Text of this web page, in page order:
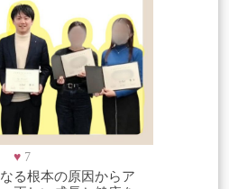
♥ 7
る根本の原因からア